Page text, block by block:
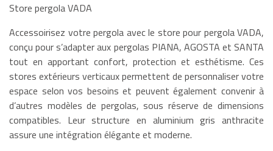
Store pergola VADA
Accessoirisez votre pergola avec le store pour pergola VADA,
conçu pour s’adapter aux pergolas PIANA, AGOSTA et SANTA
tout en apportant confort, protection et esthétisme. Ces
stores extérieurs verticaux permettent de personnaliser votre
espace selon vos besoins et peuvent également convenir à
d’autres modèles de pergolas, sous réserve de dimensions
compatibles. Leur structure en aluminium gris anthracite
assure une intégration élégante et moderne.